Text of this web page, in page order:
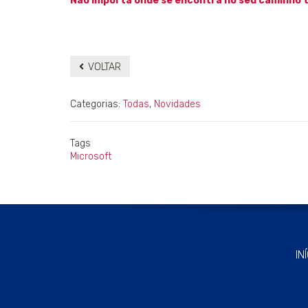
VOLTAR
Categorias: Todas, Novidades
Tags
Microsoft